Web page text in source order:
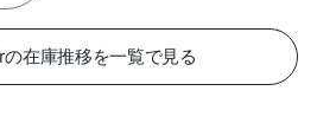
在庫推移を一覧で見る